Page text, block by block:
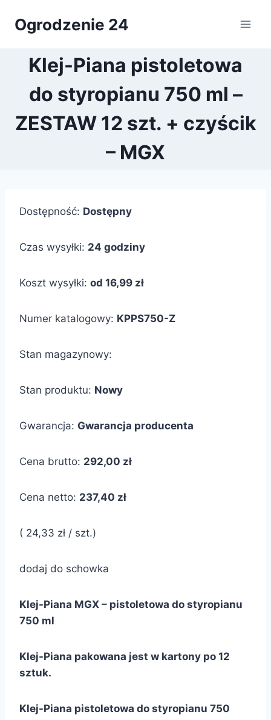
Ogrodzenie 24
Klej-Piana pistoletowa
do styropianu 750 ml –
ZESTAW 12 szt. + czyścik
– MGX
Dostępność: Dostępny
Czas wysyłki: 24 godziny
Koszt wysyłki: od 16,99 zł
Numer katalogowy: KPPS750-Z
Stan magazynowy:
Stan produktu: Nowy
Gwarancja: Gwarancja producenta
Cena brutto: 292,00 zł
Cena netto: 237,40 zł
( 24,33 zł / szt.)
dodaj do schowka
Klej-Piana MGX – pistoletowa do styropianu
750 ml
Klej-Piana pakowana jest w kartony po 12
sztuk.
Klej-Piana pistoletowa do styropianu 750